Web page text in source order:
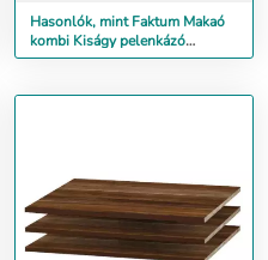
Hasonlók, mint Faktum Makaó
kombi Kiságy pelenkázó
komóddal 70x120cm - Zsiráf -